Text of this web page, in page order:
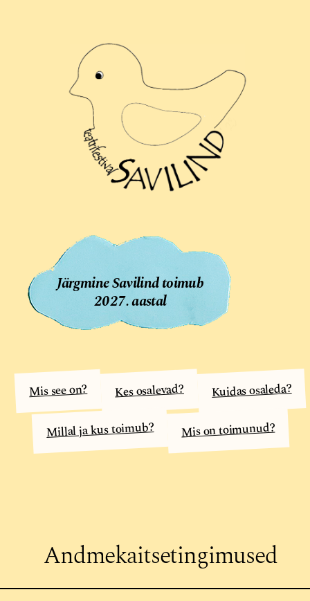
Järgmine Savilind toimub
2027. aastal
Mis see on? Kes osalevad? Kuidas osaleda?
Millal ja kus toimub? Mis on toimunud?
Andmekaitsetingimused